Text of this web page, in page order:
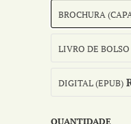
BROCHURA
LIVRO DE BOLSO
DIGITAL (EPUB)
QUANTIDADE